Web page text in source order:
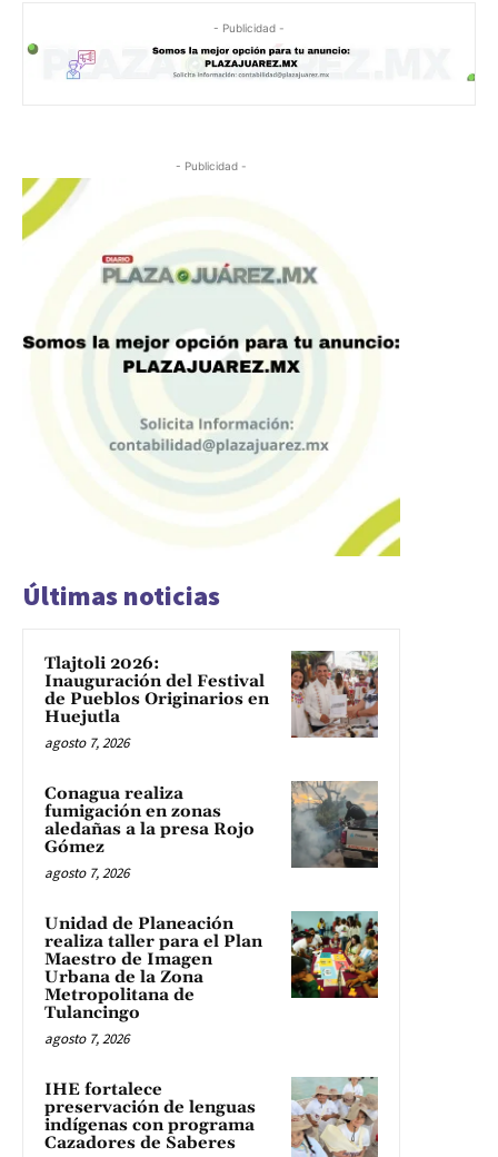
- Publicidad -
- Publicidad -
Últimas noticias
Tlajtoli 2026:
Inauguración del Festival
de Pueblos Originarios en
Huejutla
agosto 7, 2026
Conagua realiza
fumigación en zonas
aledañas a la presa Rojo
Gómez
agosto 7, 2026
Unidad de Planeación
realiza taller para el Plan
Maestro de Imagen
Urbana de la Zona
Metropolitana de
Tulancingo
agosto 7, 2026
IHE fortalece
preservación de lenguas
indígenas con programa
Cazadores de Saberes